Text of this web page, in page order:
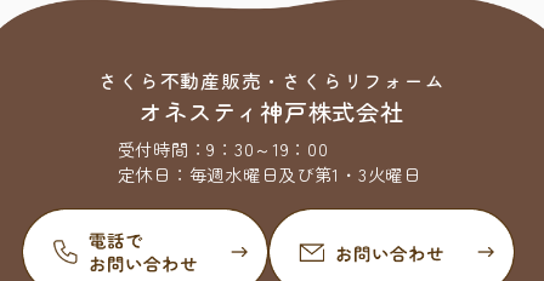
さくら不動産販売・さくらリフォーム
オネスティ神戸株式会社
受付時間：9：30～19：00
定休日： 毎週水曜日及び第1・3火曜日